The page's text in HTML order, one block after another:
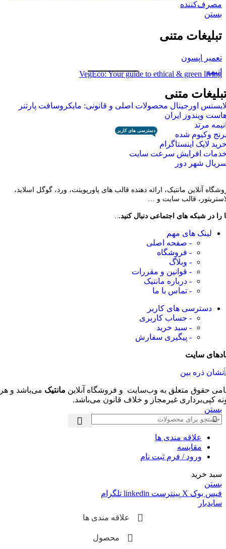
مصرف‌کننده
بستن
تبلیغات متنی
تعمیر اپسون
VegEco: Your guide to ethical & green living
انیمه
متنی
اورجینال محصولات اصلی و قانونی: مایکروسافت پارتنر
ویندوز ایران
مرتد
وکیوم شده
لایک اینستاگرام
افرایش سرعت سایت
شهر دور
آنلاین مانتیک، ارائه دهنده قالب های پاورپوینت، ورد، گوگل اسلاید،
قالب سایت و …
را در شبکه های اجتماعی دنبال کنید...
لینک های مهم
- صفحه اصلی
- فروشگاه
- وبلاگ
- قوانین و مقررات
- درباره مانتیک
- تماس با ما
دسترسی های کاربر
دسترسی های کاربر
- حساب کاربری
- سبد خرید
- پیگیری سفارش
سایت
حقوق متعلق به وب‌سایت و فروشگاه‌ آنلاین مانتیک می‌باشد و هر
کپی‌برداری غیرمجاز و خلاف قانون می‌باشد.
بستن
علاقه مندی ها
مقایسه
ورود / فرم ثبت نام
سبد خرید
بستن
فیس بوک X پینترست linkedin تلگرام
سایدبار
علاقه مندی ها
محصول